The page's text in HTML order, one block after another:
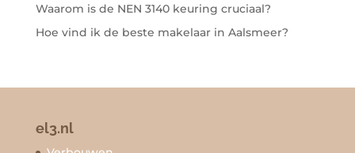
Waarom is de NEN 3140 keuring cruciaal?
Hoe vind ik de beste makelaar in Aalsmeer?
el3.nl